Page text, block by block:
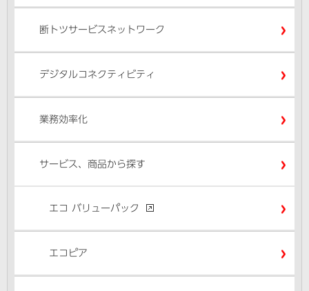
断トツサービスネットワーク
デジタルコネクティビティ
業務効率化
サービス、商品から探す
エコ バリューパック
エコピア